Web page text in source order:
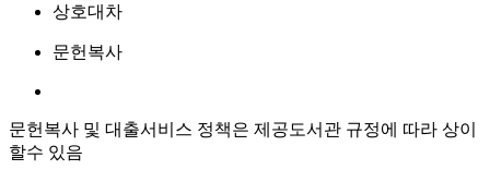
상호대차
문헌복사
문헌복사 및 대출서비스 정책은 제공도서관 규정에 따라 상이
할수 있음